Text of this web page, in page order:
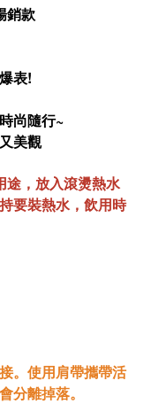
銷款
表!
尚隨行~
美觀
途，放入滾燙熱水
要裝熱水，飲用時
。使用肩帶攜帶活
分離掉落。